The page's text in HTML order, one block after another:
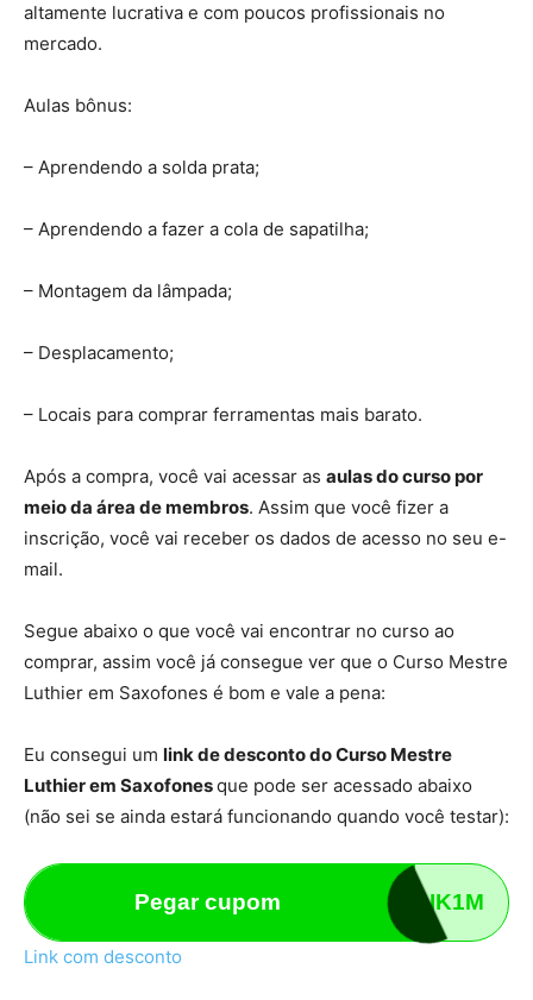
altamente lucrativa e com poucos profissionais no
mercado.
Aulas bônus:
– Aprendendo a solda prata;
– Aprendendo a fazer a cola de sapatilha;
– Montagem da lâmpada;
– Desplacamento;
– Locais para comprar ferramentas mais barato.
Após a compra, você vai acessar as aulas do curso por
meio da área de membros. Assim que você fizer a
inscrição, você vai receber os dados de acesso no seu e-
mail.
Segue abaixo o que você vai encontrar no curso ao
comprar, assim você já consegue ver que o Curso Mestre
Luthier em Saxofones é bom e vale a pena:
Eu consegui um link de desconto do Curso Mestre
Luthier em Saxofonesque pode ser acessado abaixo
(não sei se ainda estará funcionando quando você testar):
Pegar cupom I17GIK1M
Link com desconto